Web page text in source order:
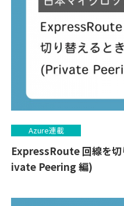
Azure連載
ExpressRoute 回線を
ivate Peering 編)